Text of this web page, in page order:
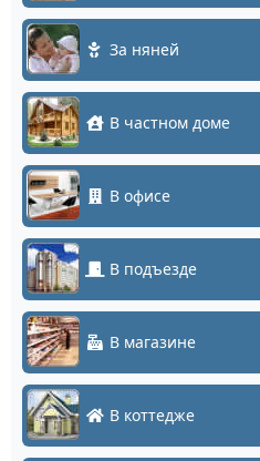
За няней
В частном доме
В офисе
В подъезде
В магазине
В коттедже